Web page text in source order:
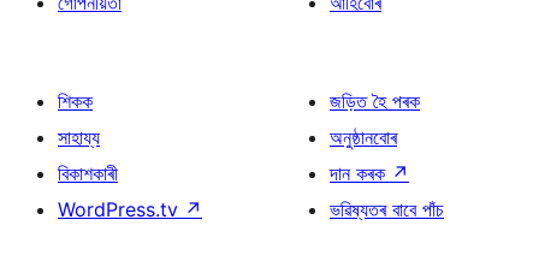
শিকক
সাহায্য
বিকাশকাৰী
WordPress.tv ↗
জড়িত হৈ পৰক
অনুষ্ঠানবোৰ
দান কৰক ↗
ভৱিষ্যতৰ বাবে পাঁচ